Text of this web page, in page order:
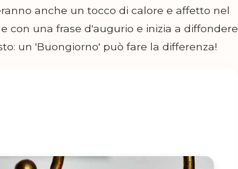
anche un tocco di calore e affetto nel
con una frase d'augurio e inizia a diffondere
un 'Buongiorno' può fare la differenza!